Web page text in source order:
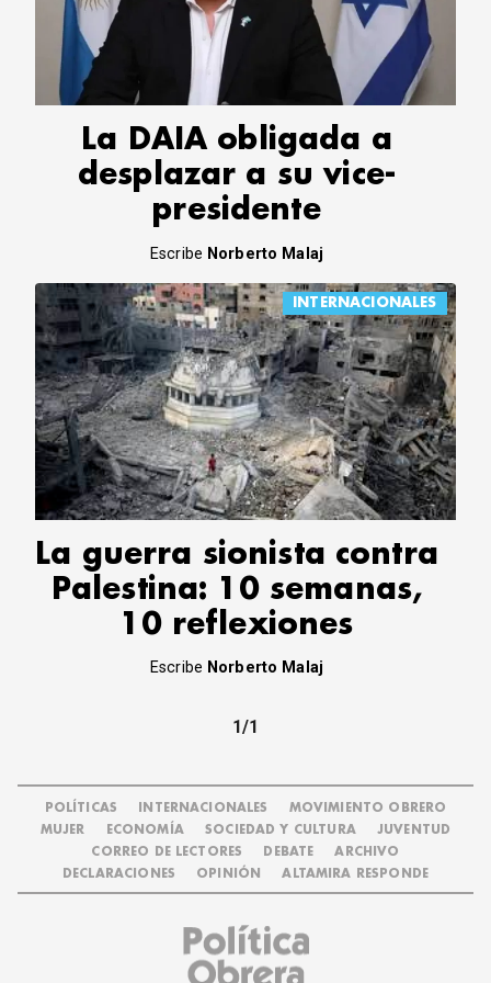
CORREO DE LECTORES
DEBATE
ARCHIVO
DECLARACIONES
OPINIÓN
ALTAMIRA RESPONDE
Política Obrera Revista
CONTACTO
La DAIA obligada a
desplazar a su vice-
presidente
Escribe Norberto Malaj
INTERNACIONALES
La guerra sionista contra
Palestina: 10 semanas,
10 reflexiones
Escribe Norberto Malaj
1/1
POLÍTICAS INTERNACIONALES
MOVIMIENTO OBRERO
MUJER
ECONOMÍA SOCIEDAD Y CULTURA
JUVENTUD
CORREO DE LECTORES
DEBATE
ARCHIVO
DECLARACIONES
OPINIÓN ALTAMIRA RESPONDE